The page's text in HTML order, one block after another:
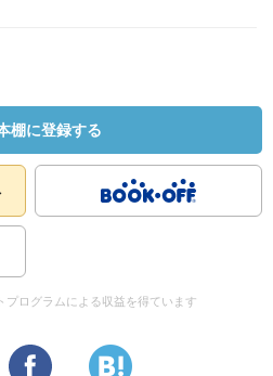
棚に登録する
プログラムによる収益を得ています